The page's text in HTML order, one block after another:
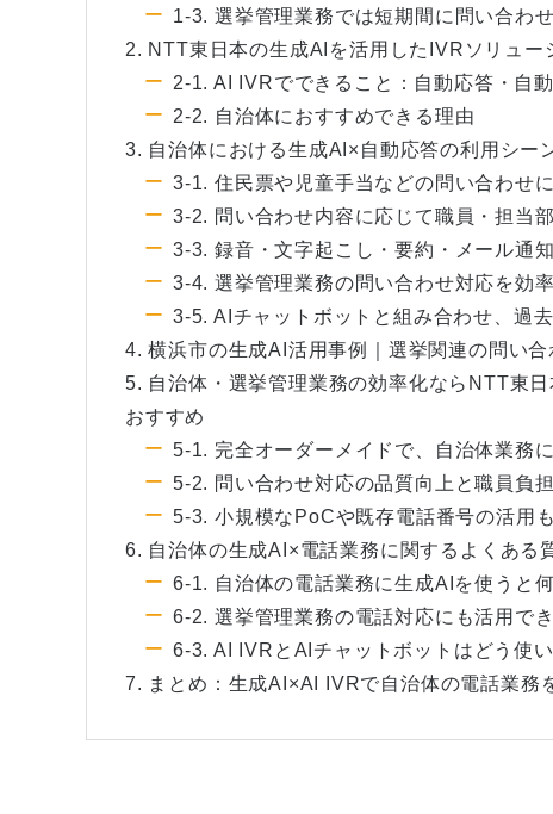
1-3. 選挙管理業務では短期間に問い合わ
2. NTT東日本の生成AIを活用したIVRソリュー
2-1. AI IVRでできること：自動応答・自
2-2. 自治体におすすめできる理由
3. 自治体における生成AI×自動応答の利用シー
3-1. 住民票や児童手当などの問い合わせ
3-2. 問い合わせ内容に応じて職員・担当
3-3. 録音・文字起こし・要約・メール通
3-4. 選挙管理業務の問い合わせ対応を効
3-5. AIチャットボットと組み合わせ、過
4. 横浜市の生成AI活用事例｜選挙関連の問い
5. 自治体・選挙管理業務の効率化ならNTT東
おすすめ
5-1. 完全オーダーメイドで、自治体業務
5-2. 問い合わせ対応の品質向上と職員負
5-3. 小規模なPoCや既存電話番号の活用
6. 自治体の生成AI×電話業務に関するよくある
6-1. 自治体の電話業務に生成AIを使うと
6-2. 選挙管理業務の電話対応にも活用で
6-3. AI IVRとAIチャットボットはどう使
7. まとめ：生成AI×AI IVRで自治体の電話業務